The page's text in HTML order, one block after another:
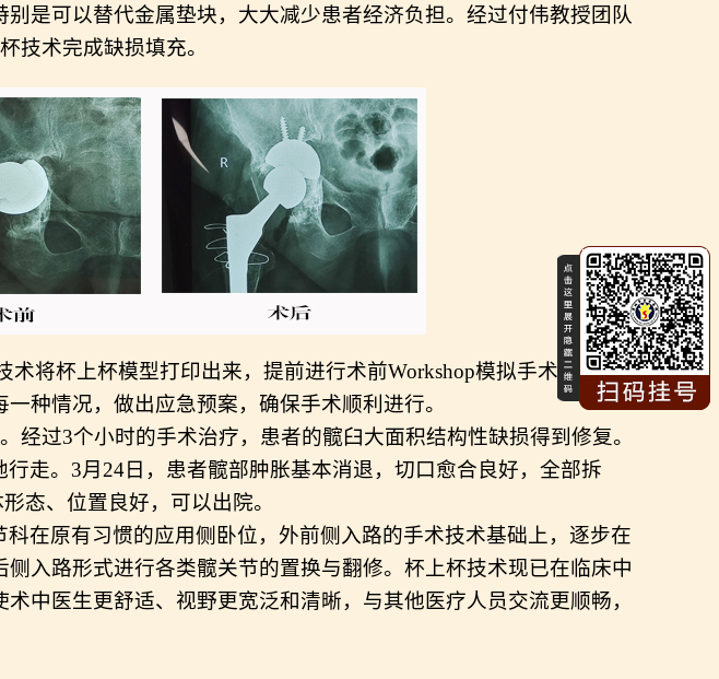
是可以替代金属垫块，大大减少患者经济负担。经过付伟教授团队
技术完成缺损填充。
术将杯上杯模型打印出来，提前进行术前Workshop模拟手术过程，
种情况，做出应急预案，确保手术顺利进行。
经过3个小时的手术治疗，患者的髋臼大面积结构性缺损得到修复。
走。 3月24日，患者髋部肿胀基本消退，切口愈合良好，全部拆
态、位置良好， 可以出院。
在原有习惯的应用侧卧位，外前侧入路的手术技术基础上，逐步在
入路形式进行各类髋关节的置换与翻修。 杯上杯技术现已在临床中
中医生更舒适、视野更宽泛和清晰，与其他医疗人员交流更顺畅，